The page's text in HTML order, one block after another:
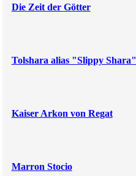
Die Zeit der Götter
Tolshara alias "Slippy Shara"
Kaiser Arkon von Regat
Marron Stocio